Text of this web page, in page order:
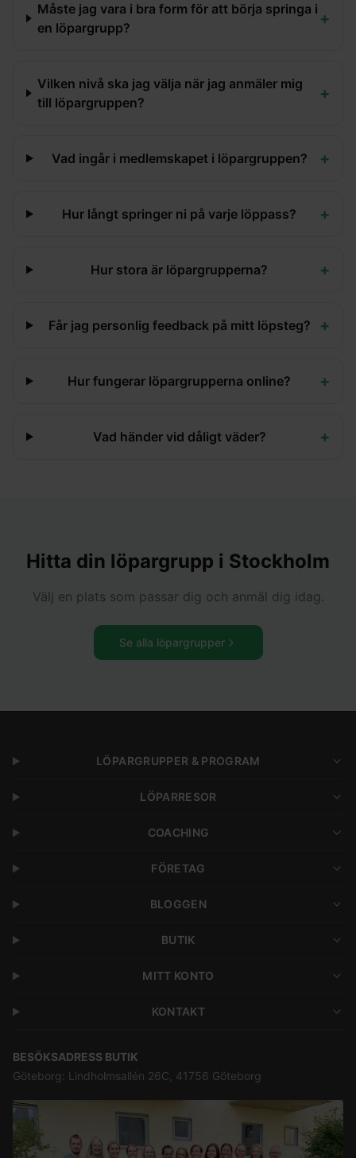
Måste jag vara i bra form för att börja springa i
en löpargrupp?
+
Vilken nivå ska jag välja när jag anmäler mig
till löpargruppen?
+
Vad ingår i medlemskapet i löpargruppen? +
Hur långt springer ni på varje löppass? +
Hur stora är löpargrupperna? +
Får jag personlig feedback på mitt löpsteg? +
Hur fungerar löpargrupperna online? +
Vad händer vid dåligt väder? +
Hitta din löpargrupp i Stockholm
Välj en plats som passar dig och anmäl dig idag.
Se alla löpargrupper
LÖPARGRUPPER & PROGRAM
LÖPARRESOR
COACHING
FÖRETAG
BLOGGEN
BUTIK
MITT KONTO
KONTAKT
BESÖKSADRESS BUTIK
Göteborg: Lindholmsallén 26C, 41756 Göteborg